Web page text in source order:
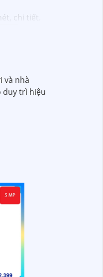
chi tiết.
hoặc doanh
và nhà
duy trì hiệu